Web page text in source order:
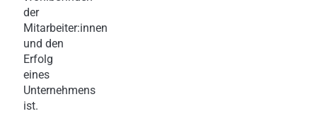
der
Mitarbeiter:innen
und den
Erfolg
eines
Unternehmens
ist.